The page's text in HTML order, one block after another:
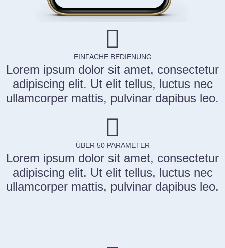
EINFACHE BEDIENUNG
Lorem ipsum dolor sit amet, consectetur
adipiscing elit. Ut elit tellus, luctus nec
ullamcorper mattis, pulvinar dapibus leo.
ÜBER 50 PARAMETER
Lorem ipsum dolor sit amet, consectetur
adipiscing elit. Ut elit tellus, luctus nec
ullamcorper mattis, pulvinar dapibus leo.